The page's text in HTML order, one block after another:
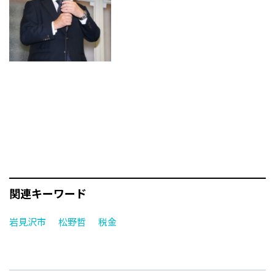
関連キーワード
岩見沢市 松野哲 税金